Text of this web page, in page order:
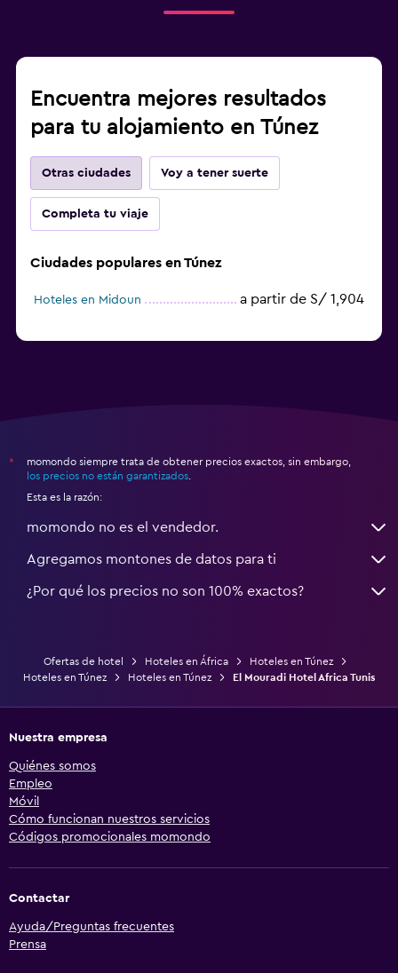
Encuentra mejores resultados
para tu alojamiento en Túnez
Otras ciudades Voy a tener suerte
Completa tu viaje
Ciudades populares en Túnez
Hoteles en Midoun a partir de S/ 1,904
*
momondo siempre trata de obtener precios exactos, sin embargo,
los precios no están garantizados
Esta es la razón:
momondo no es el vendedor.
Agregamos montones de datos para ti
¿Por qué los precios no son 100% exactos?
Ofertas de hotel Hoteles en África
Hoteles en Túnez
Hoteles en Túnez
Hoteles en Túnez El Mouradi Hotel Africa Tunis
Nuestra empresa
Quiénes somos
Empleo
Móvil
Cómo funcionan nuestros servicios
Códigos promocionales momondo
Contactar
Ayuda/Preguntas frecuentes
Prensa